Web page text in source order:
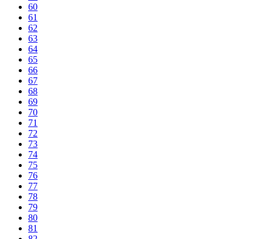
60
61
62
63
64
65
66
67
68
69
70
71
72
73
74
75
76
77
78
79
80
81